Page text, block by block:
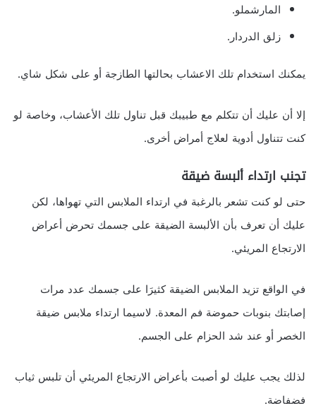
المارشملو.
زلق الدردار.
يمكنك استخدام تلك الاعشاب بحالتها الطازجة أو على شكل شاي.
إلا أن عليك أن تتكلم مع طبيبك قبل تناول تلك الأعشاب، وخاصة لو
كنت تتناول أدوية لعلاج أمراض أخرى.
تجنب ارتداء ألبسة ضيقة
حتى لو كنت تشعر بالرغبة في ارتداء الملابس التي تهواها، لكن
عليك أن تعرف بأن الألبسة الضيقة على جسمك تحرض أعراض
الارتجاع المريئي.
في الواقع تزيد الملابس الضيقة كثيرَا على جسمك عدد مرات
إصابتك بنوبات حموضة فم المعدة. لاسيما ارتداء ملابس ضيقة
الخصر أو عند شد الحزام على الجسم.
لذلك يجب عليك لو أصبت بأعراض الارتجاع المريئي أن تلبس ثياب
فضفاضة.